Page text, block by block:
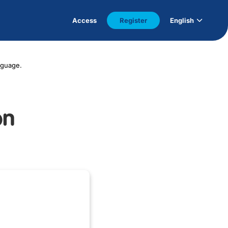
Access Register English